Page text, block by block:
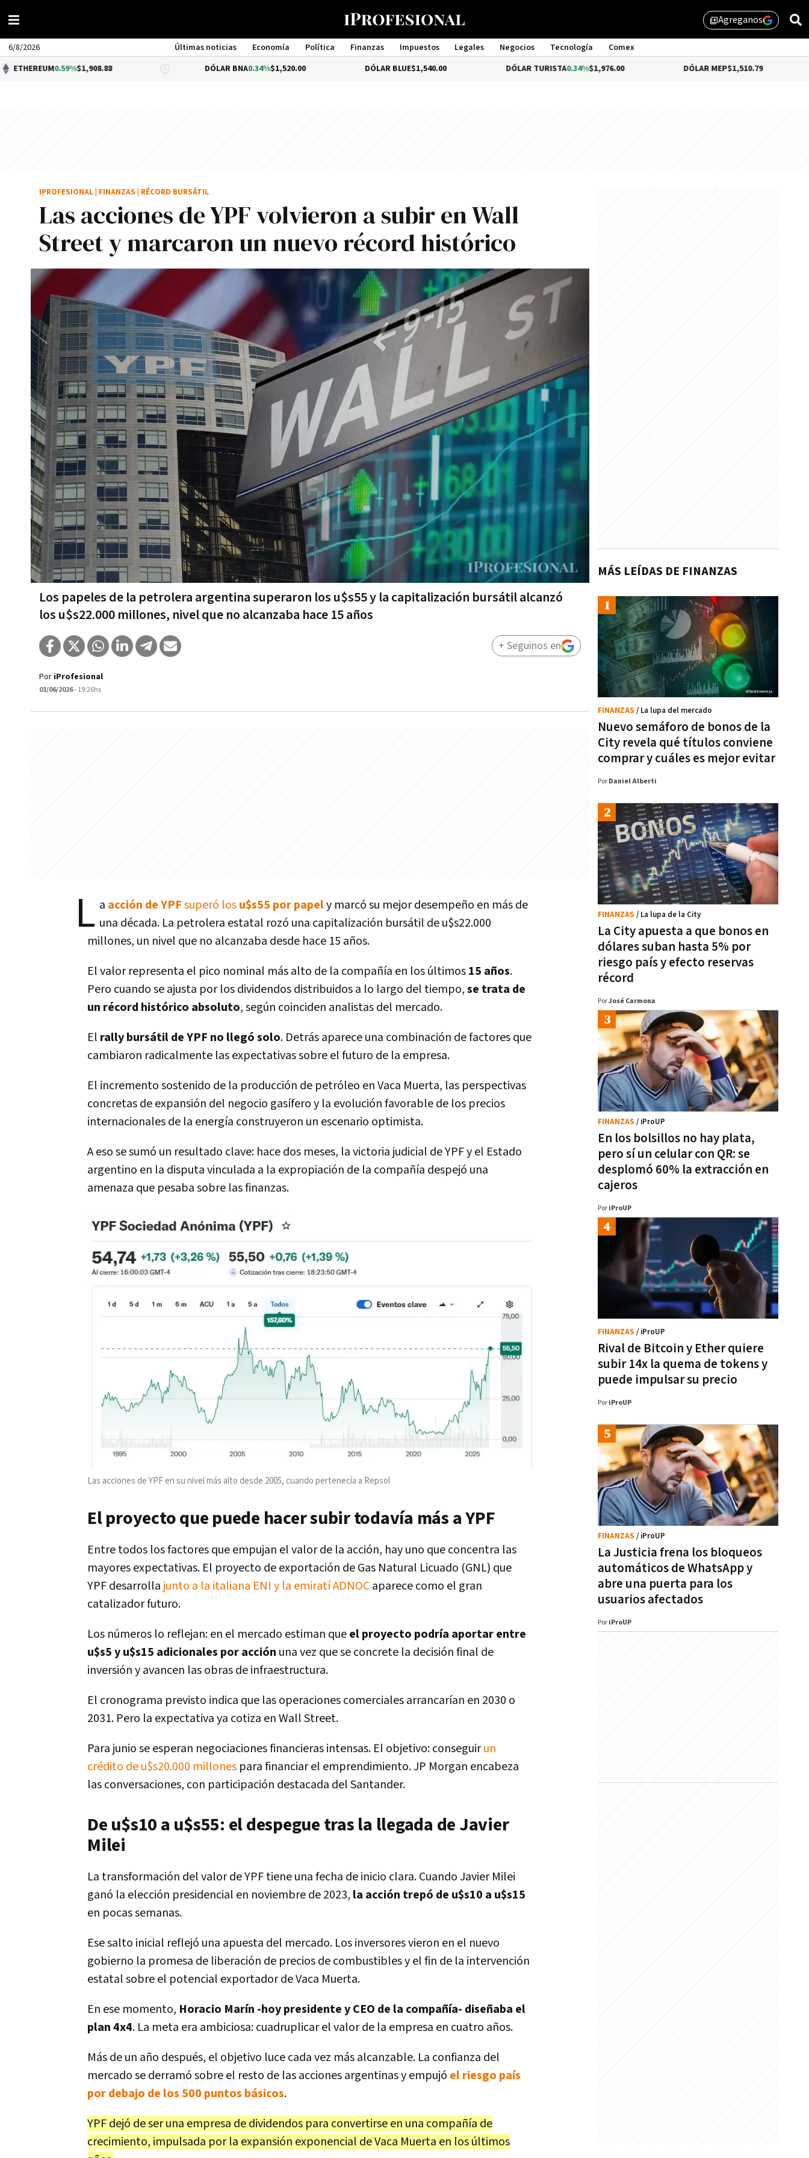
library_addAgreganos
6/8/2026 Últimas noticias Economía Política Finanzas Impuestos Legales Negocios Tecnología
Comex
Management
0.59%$1,908.88 DÓLAR BNA 0.34%$1,520.00 DÓLAR BLUE$1,540.00 DÓLAR TURISTA0.34%$1,976.00 $1,510.79
Las acciones de YPF volvieron a subir en Wall
Street y marcaron un nuevo récord histórico
Los papeles de la petrolera argentina superaron los u$s55 y la capitalización bursátil alcanzó
los u$s22.000 millones, nivel que no alcanzaba hace 15 años
IPROFESIONAL FINANZAS RÉCORD BURSÁTIL
Por iProfesional
01/06/2026- 19:26hs
+ Seguinos en
L a acción de YPFsuperó losu$s55 por papely marcó su mejor desempeño en más de
una década. La petrolera estatal rozó una capitalización bursátil de u$s22.000
millones, un nivel que no alcanzaba desde hace 15 años.
El valor representa el pico nominal más alto de la compañía en los últimos15 años.
Pero cuando se ajusta por los dividendos distribuidos a lo largo del tiempo,se trata de
un récord histórico absoluto, según coinciden analistas del mercado.
El rally bursátil de YPF no llegó solo. Detrás aparece una combinación de factores que
cambiaron radicalmente las expectativas sobre el futuro de la empresa.
El incremento sostenido de la producción de petróleo en Vaca Muerta, las perspectivas
concretas de expansión del negocio gasífero y la evolución favorable de los precios
internacionales de la energía construyeron un escenario optimista.
A eso se sumó un resultado clave: hace dos meses, la victoria judicial de YPF y el Estado
argentino en la disputa vinculada a la expropiación de la compañía despejó una
amenaza que pesaba sobre las finanzas.
Las acciones de YPF en su nivel más alto desde 2005, cuando pertenecía a Repsol
El proyecto que puede hacer subir todavía más a YPF
Entre todos los factores que empujan el valor de la acción, hay uno que concentra las
mayores expectativas. El proyecto de exportación de Gas Natural Licuado (GNL) que
YPF desarrolla junto a la italiana ENI y la emiratí ADNOCaparece como el gran
catalizador futuro.
Los números lo reflejan: en el mercado estiman queel proyecto podría aportar entre
u$s5 y u$s15 adicionales por acción una vez que se concrete la decisión final de
inversión y avancen las obras de infraestructura.
El cronograma previsto indica que las operaciones comerciales arrancarían en 2030 o
2031. Pero la expectativa ya cotiza en Wall Street.
Para junio se esperan negociaciones financieras intensas. El objetivo: conseguirun
crédito de u$s20.000 millones para financiar el emprendimiento. JP Morgan encabeza
las conversaciones, con participación destacada del Santander.
De u$s10 a u$s55: el despegue tras la llegada de Javier
Milei
La transformación del valor de YPF tiene una fecha de inicio clara. Cuando Javier Milei
ganó la elección presidencial en noviembre de 2023, la acción trepó de u$s10 a u$s15
en pocas semanas.
Ese salto inicial reflejó una apuesta del mercado. Los inversores vieron en el nuevo
gobierno la promesa de liberación de precios de combustibles y el fin de la intervención
estatal sobre el potencial exportador de Vaca Muerta.
En ese momento, Horacio Marín -hoy presidente y CEO de la compañía- diseñaba el
plan 4x4. La meta era ambiciosa: cuadruplicar el valor de la empresa en cuatro años.
Más de un año después, el objetivo luce cada vez más alcanzable. La confianza del
mercado se derramó sobre el resto de las acciones argentinas y empujó el riesgo país
por debajo de los 500 puntos básicos.
YPF dejó de ser una empresa de dividendos para convertirse en una compañía de
crecimiento, impulsada por la expansión exponencial de Vaca Muerta en los últimos
MÁS LEÍDAS DE FINANZAS
Nuevo semáforo de bonos de la
City revela qué títulos conviene
comprar y cuáles es mejor evitar
FINANZAS / La lupa del mercado
Por Daniel Alberti
La City apuesta a que bonos en
dólares suban hasta 5% por
riesgo país y efecto reservas
récord
FINANZAS / La lupa de la City
PorJosé Carmona
En los bolsillos no hay plata,
pero sí un celular con QR: se
desplomó 60% la extracción en
cajeros
FINANZAS / iProUP
Por iProUP
Rival de Bitcoin y Ether quiere
subir 14x la quema de tokens y
puede impulsar su precio
FINANZAS / iProUP
Por iProUP
La Justicia frena los bloqueos
automáticos de WhatsApp y
abre una puerta para los
usuarios afectados
FINANZAS / iProUP
Por iProUP